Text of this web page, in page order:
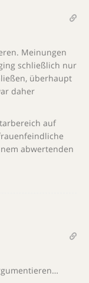
Meinungen
schließlich nur
überhaupt
daher
auf
abwertenden